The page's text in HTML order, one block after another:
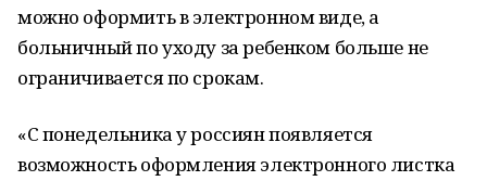
можно оформить в электронном виде, а
больничный по уходу за ребенком больше не
ограничивается по срокам.
«С понедельника у россиян появляется
возможность оформления электронного листка